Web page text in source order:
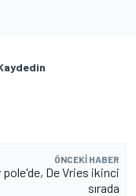
ÖNCEKI HABER
De Vries ikinci
sırada